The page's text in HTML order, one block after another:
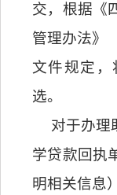
交，根据《
管理办法》
文件规定，
选。
对于办理
学贷款回执
明相关信息